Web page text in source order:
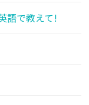
語で教えて!